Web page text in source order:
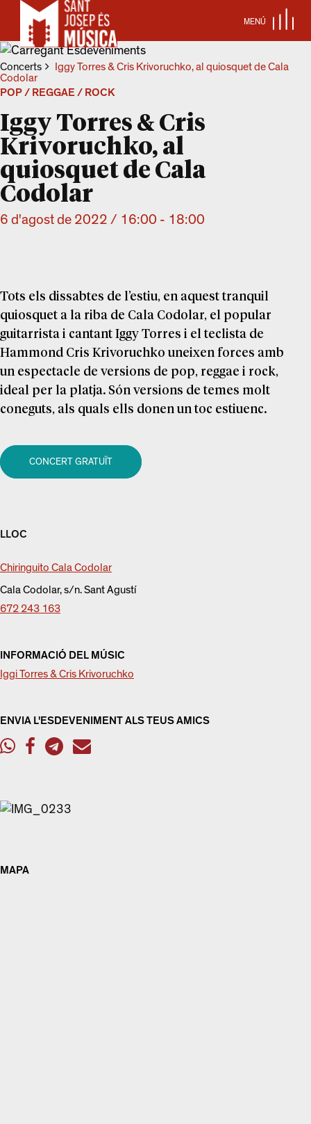
MENÚ
Concerts
Iggy Torres & Cris Krivoruchko, al quiosquet de Cala
Codolar
POP / REGGAE / ROCK
Iggy Torres & Cris
Krivoruchko, al
quiosquet de Cala
Codolar
6 d'agost de 2022 / 16:00 - 18:00
Tots els dissabtes de l’estiu, en aquest tranquil
quiosquet a la riba de Cala Codolar, el popular
guitarrista i cantant Iggy Torres i el teclista de
Hammond Cris Krivoruchko uneixen forces amb
un espectacle de versions de pop, reggae i rock,
ideal per la platja. Són versions de temes molt
coneguts, als quals ells donen un toc estiuenc.
CONCERT GRATUÏT
LLOC
Chiringuito Cala Codolar
Cala Codolar, s/n. Sant Agustí
672 243 163
INFORMACIÓ DEL MÚSIC
Iggi Torres & Cris Krivoruchko
ENVIA L'ESDEVENIMENT ALS TEUS AMICS
MAPA